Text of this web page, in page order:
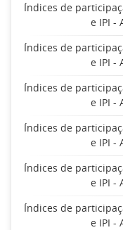
Índices de
e IPI -
Índices de
e IPI -
Índices de
e IPI -
Índices de
e IPI -
Índices de
e IPI -
Índices de
e IPI -